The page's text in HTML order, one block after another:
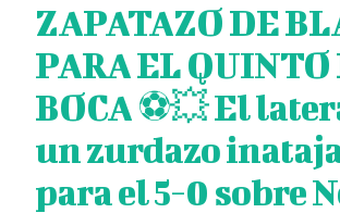
ZAPATAZO DE
PARA EL QUINTO
BOCA ⚽💥 El
un zurdazo
para el 5-0 sobre